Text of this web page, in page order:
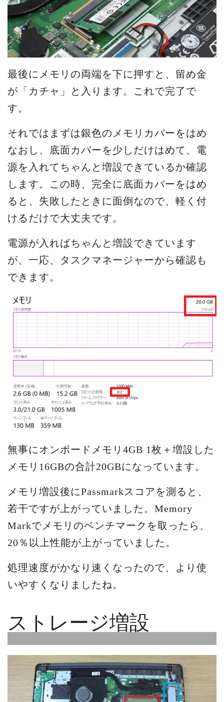
最後にメモリの両端を下に押すと、留め金
が「カチャ」と入ります。これで完了で
す。
それではまずは銀色のメモリカバーをはめ
なおし、底面カバーを少しだけはめて、電
源を入れてちゃんと増設できているか確認
します。この時、完全に底面カバーをはめ
ると、失敗したときに面倒なので、軽く付
けるだけで大丈夫です。
電源が入ればちゃんと増設できています
が、一応、タスクマネージャーから確認も
できます。
無事にオンボードメモリ4GB 1枚＋増設した
メモリ16GBの合計20GBになっています。
メモリ増設後にPassmarkスコアを測ると、
若干ですが上がっていました。Memory
Markでメモリのベンチマークを取ったら、
20％以上性能が上がっていました。
処理速度がかなり速くなったので、より使
いやすくなりましたね。
ストレージ増設